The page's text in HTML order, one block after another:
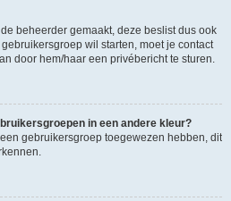
beheerder gemaakt, deze beslist dus ook
wil starten, moet je contact
door hem/haar een privébericht te sturen.
in een andere kleur?
gebruikersgroep toegewezen hebben, dit